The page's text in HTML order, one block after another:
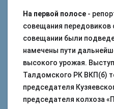
На первой полосе -
совещания передовиков
совещании были
намечены пути
высокого урожая.
Талдомского РК ВКП(б)
председателя
председателя колхоза